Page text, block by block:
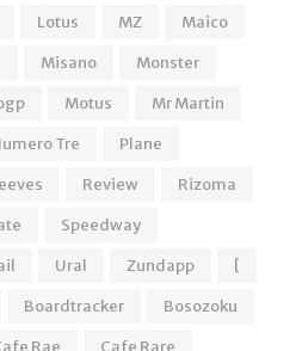
Lotus MZ
Maico
Misano
Monster
Motus
Mr Martin
Tre
Plane
Review
Rizoma
Speedway
Ural Zundapp
[
Boardtracker
Bosozoku
Rae Cafe Rare